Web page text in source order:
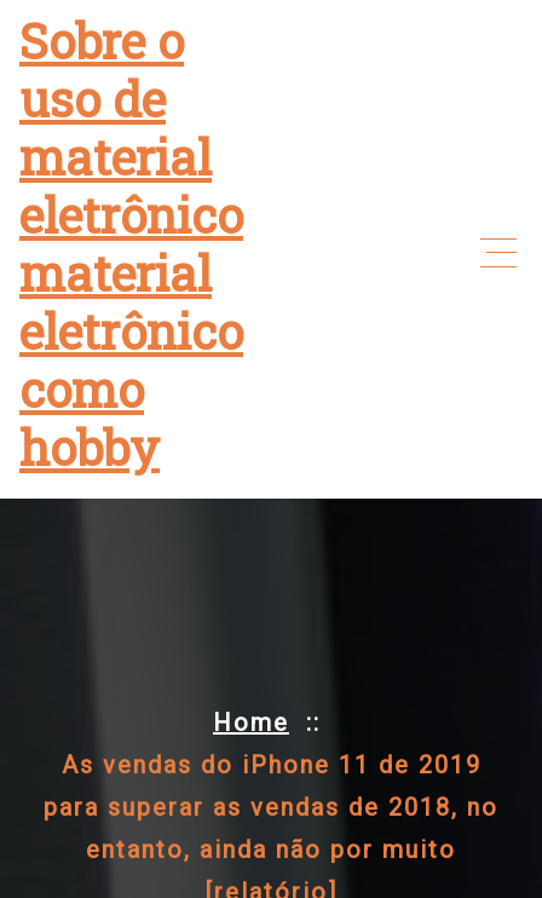
content
Sobre o
uso de
material
eletrônico
material
eletrônico
como
hobby
Home ::
As vendas do iPhone 11 de 2019
para superar as vendas de 2018, no
entanto, ainda não por muito
[relatório]